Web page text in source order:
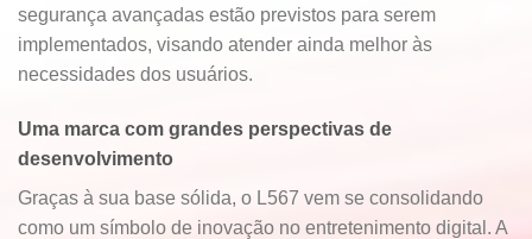
segurança avançadas estão previstos para serem
implementados, visando atender ainda melhor às
necessidades dos usuários.
Uma marca com grandes perspectivas de
desenvolvimento
Graças à sua base sólida, o L567 vem se consolidando
como um símbolo de inovação no entretenimento digital. A